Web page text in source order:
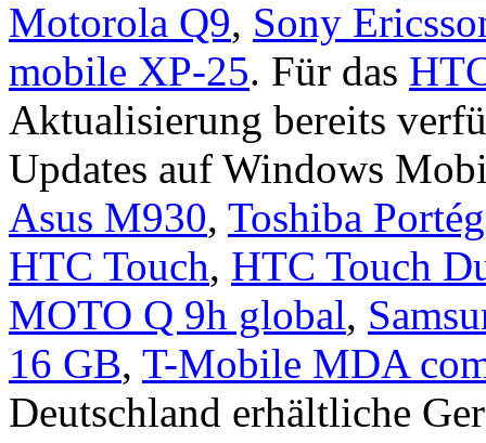
Motorola Q9, Sony
mobile XP-25. Für das
Aktualisierung bereits
Updates auf Windows
Asus M930, Toshiba
HTC Touch, HTC Touch
MOTO Q 9h global,
16 GB, T-Mobile MDA
Deutschland erhältliche